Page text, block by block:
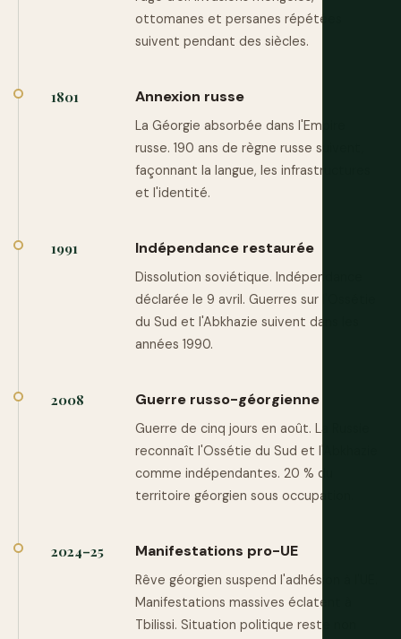
ottomanes et persanes répétées
suivent pendant des siècles.
1801 Annexion russe
La Géorgie absorbée dans l'Empire
russe. 190 ans de règne russe suivent,
façonnant la langue, les infrastructures
et l'identité.
1991 Indépendance restaurée
Dissolution soviétique. Indépendance
déclarée le 9 avril. Guerres sur l'Ossétie
du Sud et l'Abkhazie suivent dans les
années 1990.
2008 Guerre russo-géorgienne
Guerre de cinq jours en août. La Russie
reconnaît l'Ossétie du Sud et l'Abkhazie
comme indépendantes. 20 % du
territoire géorgien sous occupation.
2024–25 Manifestations pro-UE
Rêve géorgien suspend l'adhésion à l'UE.
Manifestations massives éclatent à
Tbilissi. Situation politique reste non